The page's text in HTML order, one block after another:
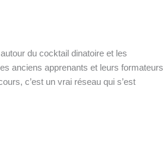
autour du cocktail dinatoire et les
anciens apprenants et leurs formateurs
c’est un vrai réseau qui s’est